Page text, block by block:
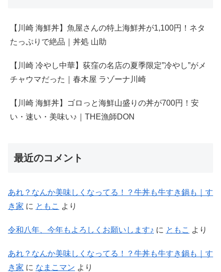
【川崎 海鮮丼】魚屋さんの特上海鮮丼が1,100円！ネタ
たっぷりで絶品｜丼処 山助
【川崎 冷やし中華】荻窪の名店の夏季限定”冷やし”がメ
チャウマだった｜春木屋 ラゾーナ川崎
【川崎 海鮮丼】ゴロっと海鮮山盛りの丼が700円！安
い・速い・美味い♪｜THE漁師DON
最近のコメント
あれ？なんか美味しくなってる！？牛丼も牛すき鍋も｜す
き家 に ともこ より
令和八年、今年もよろしくお願いします♪ に ともこ より
あれ？なんか美味しくなってる！？牛丼も牛すき鍋も｜す
き家 に なまこマン より